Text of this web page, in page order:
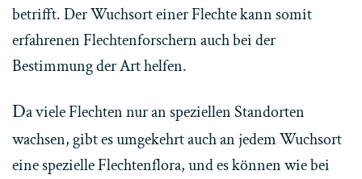
betrifft. Der Wuchsort einer Flechte kann somit
erfahrenen Flechtenforschern auch bei der
Bestimmung der Art helfen.
Da viele Flechten nur an speziellen Standorten
wachsen, gibt es umgekehrt auch an jedem Wuchsort
eine spezielle Flechtenflora, und es können wie bei